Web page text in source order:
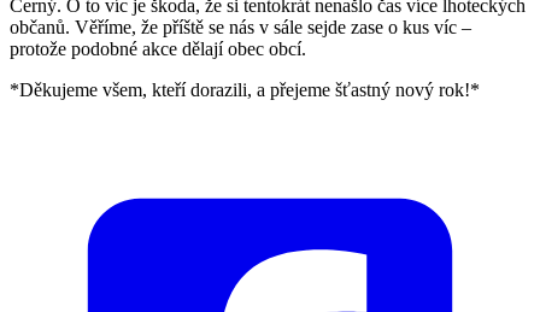
Černý. O to víc je škoda, že si tentokrát nenašlo čas více lhoteckých
občanů. Věříme, že příště se nás v sále sejde zase o kus víc –
protože podobné akce dělají obec obcí.
*Děkujeme všem, kteří dorazili, a přejeme šťastný nový rok!*